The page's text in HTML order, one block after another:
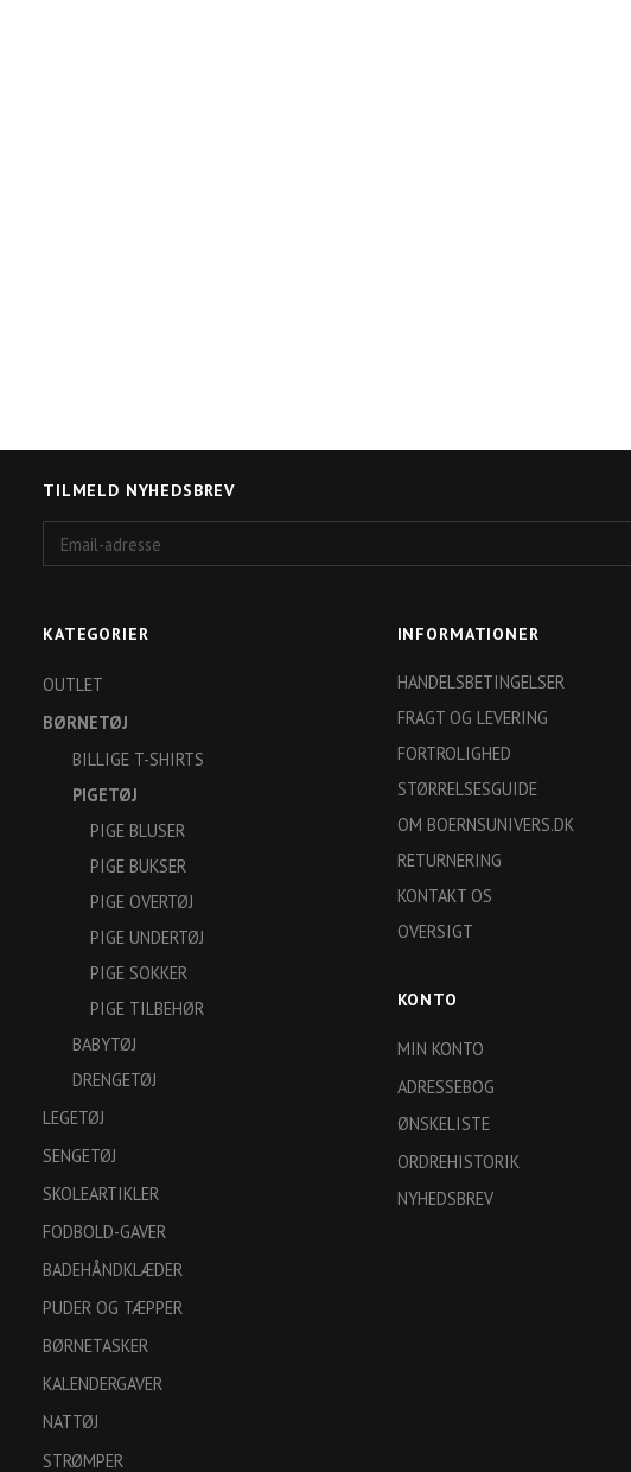
TILMELD NYHEDSBREV
adresse
KATEGORIER
OUTLET
BØRNETØJ
BILLIGE T-SHIRTS
PIGETØJ
PIGE BLUSER
PIGE BUKSER
PIGE OVERTØJ
PIGE UNDERTØJ
PIGE SOKKER
PIGE TILBEHØR
BABYTØJ
DRENGETØJ
LEGETØJ
SENGETØJ
SKOLEARTIKLER
FODBOLD-GAVER
BADEHÅNDKLÆDER
PUDER OG TÆPPER
BØRNETASKER
KALENDERGAVER
NATTØJ
STRØMPER
INFORMATIONER
HANDELSBETINGELSER
FRAGT OG LEVERING
FORTROLIGHED
STØRRELSESGUIDE
OM BOERNSUNIVERS.DK
RETURNERING
KONTAKT OS
OVERSIGT
KONTO
MIN KONTO
ADRESSEBOG
ØNSKELISTE
ORDREHISTORIK
NYHEDSBREV